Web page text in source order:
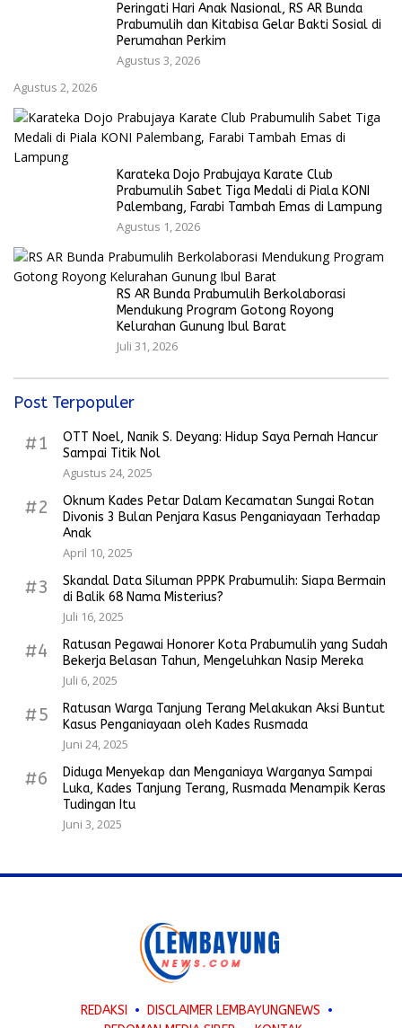
Peringati Hari Anak Nasional, RS AR Bunda
Prabumulih dan Kitabisa Gelar Bakti Sosial di
Perumahan Perkim
Agustus 3, 2026
Agustus 2, 2026
Karateka Dojo Prabujaya Karate Club
Prabumulih Sabet Tiga Medali di Piala KONI
Palembang, Farabi Tambah Emas di Lampung
Agustus 1, 2026
RS AR Bunda Prabumulih Berkolaborasi
Mendukung Program Gotong Royong
Kelurahan Gunung Ibul Barat
Juli 31, 2026
Post Terpopuler
#1
OTT Noel, Nanik S. Deyang: Hidup Saya Pernah Hancur
Sampai Titik Nol
Agustus 24, 2025
#2
Oknum Kades Petar Dalam Kecamatan Sungai Rotan
Divonis 3 Bulan Penjara Kasus Penganiayaan Terhadap
Anak
April 10, 2025
#3
Skandal Data Siluman PPPK Prabumulih: Siapa Bermain
di Balik 68 Nama Misterius?
Juli 16, 2025
#4
Ratusan Pegawai Honorer Kota Prabumulih yang Sudah
Bekerja Belasan Tahun, Mengeluhkan Nasip Mereka
Juli 6, 2025
#5
Ratusan Warga Tanjung Terang Melakukan Aksi Buntut
Kasus Penganiayaan oleh Kades Rusmada
Juni 24, 2025
#6
Diduga Menyekap dan Menganiaya Warganya Sampai
Luka, Kades Tanjung Terang, Rusmada Menampik Keras
Tudingan Itu
Juni 3, 2025
REDAKSI
DISCLAIMER LEMBAYUNGNEWS